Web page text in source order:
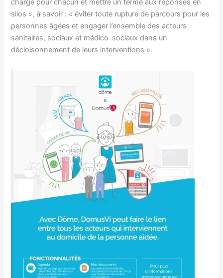
silos », à savoir : « éviter toute rupture de parcours pour les
personnes âgées et engager l’ensemble des acteurs
sanitaires, sociaux et médico-sociaux dans un
décloisonnement de leurs interventions ».